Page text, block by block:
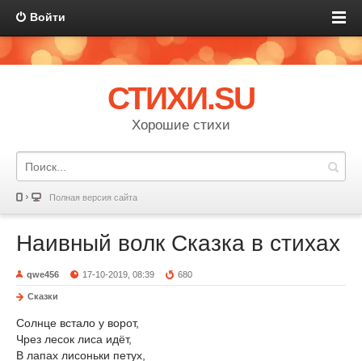
Войти
СТИХИ.SU
Хорошие стихи
Полная версия сайта
Наивный волк Сказка в стихах
qwe456 17-10-2019, 08:39 680
Сказки
Солнце встало у ворот,
Чрез лесок лиса идёт,
В лапах лисоньки петух,